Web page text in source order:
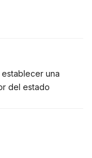
una
del estado